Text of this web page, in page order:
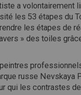
a
les 53 étapes du
les étapes de
» des toiles
russe Nevskaya
qui les contrastes